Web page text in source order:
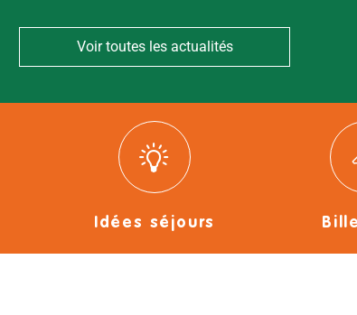
Voir toutes les actualités
Idées séjours